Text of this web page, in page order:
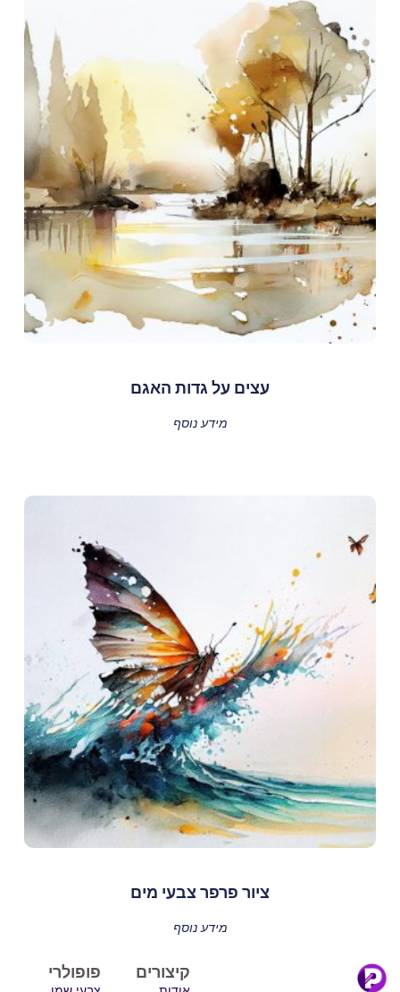
עצים על גדות האגם
מידע נוסף
ציור פרפר צבעי מים
מידע נוסף
קיצורים פופולרי